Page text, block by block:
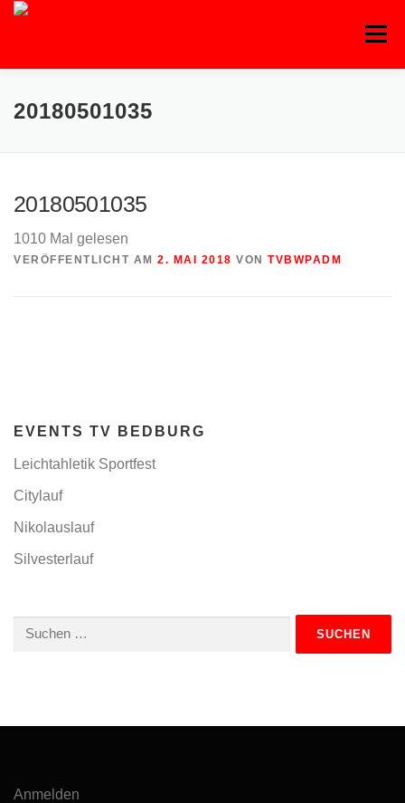
Zum
Menü
20180501035
20180501035
1010 Mal gelesen
VERÖFFENTLICHT AM 2. MAI 2018 VON TVBWPADM
EVENTS TV BEDBURG
Leichtahletik Sportfest
Citylauf
Nikolauslauf
Silvesterlauf
Suchen
Anmelden